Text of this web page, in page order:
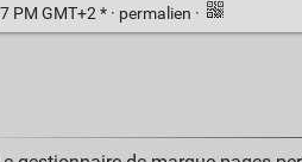
PM GMT+2 * · permalien ·